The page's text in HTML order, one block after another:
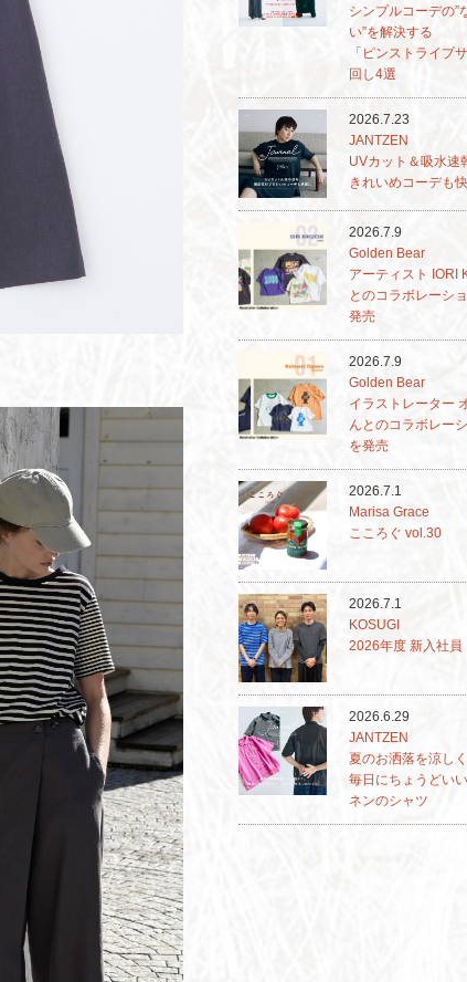
シンプルコーデの”
い”を解決する
「ピンストライプ
回し4選
2026.7.23
JANTZEN
UVカット＆吸水速
きれいめコーデも
2026.7.9
Golden Bear
アーティスト IORI
とのコラボレーシ
発売
2026.7.9
Golden Bear
イラストレーター
んとのコラボレー
を発売
2026.7.1
Marisa Grace
こころぐ vol.30
2026.7.1
KOSUGI
2026年度 新入社員
2026.6.29
JANTZEN
夏のお洒落を涼しく
毎日にちょうどい
ネンのシャツ